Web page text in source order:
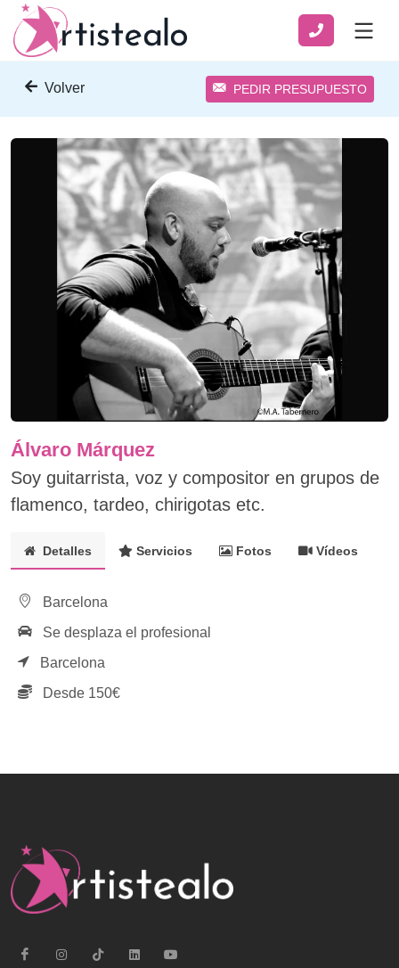
Volver PEDIR PRESUPUESTO
Álvaro Márquez
Soy guitarrista, voz y compositor en grupos de
flamenco, tardeo, chirigotas etc.
Detalles Servicios Fotos Vídeos
Barcelona
Se desplaza el profesional
Barcelona
Desde 150€